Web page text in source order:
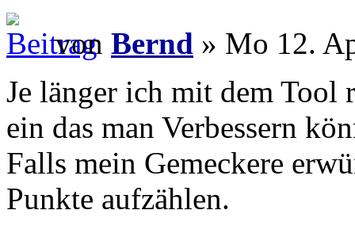
von Bernd » Mo 12.
Je länger ich mit dem Tool
ein das man Verbessern
Falls mein Gemeckere
Punkte aufzählen.